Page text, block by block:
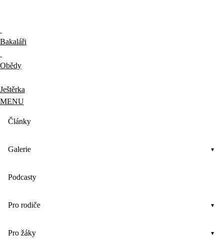
Bakaláři
Obědy
Ještěrka
MENU
Články
Galerie
Podcasty
Pro rodiče
Pro žáky